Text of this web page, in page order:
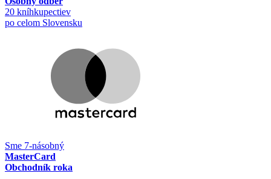
20 kníhkupectiev
po celom Slovensku
Sme 7-násobný
MasterCard
Obchodník roka